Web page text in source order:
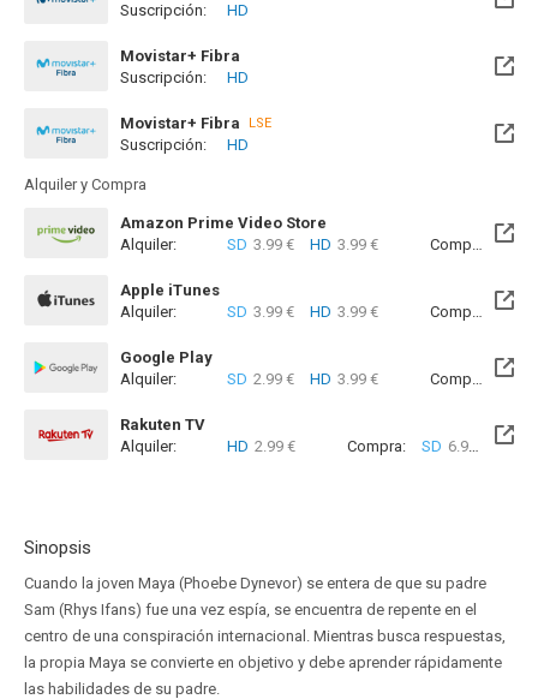
Disponible hasta el Dom, 31 Ene 2027 (Quedan 5 meses)
Suscripción: HD
Movistar+ Fibra
Disponible hasta el Dom, 31 Ene 2027 (Quedan 5 meses)
Suscripción: HD
Movistar+ Fibra
LSE
Disponible hasta el Dom, 31 Ene 2027 (Quedan 5 meses)
Suscripción: HD
Alquiler y Compra
Amazon Prime Video Store
Alquiler:
SD 3.99 € HD 3.99 € Compra: SD
Apple iTunes
Alquiler:
SD 3.99 € HD 3.99 € Compra: SD
Google Play
Alquiler:
SD 2.99 € HD 3.99 € Compra: SD
Rakuten TV
Alquiler:
HD 2.99 € Compra: SD 6.99 € HD
Sinopsis
Cuando la joven Maya (Phoebe Dynevor) se entera de que su padre
Sam (Rhys Ifans) fue una vez espía, se encuentra de repente en el
centro de una conspiración internacional. Mientras busca respuestas,
la propia Maya se convierte en objetivo y debe aprender rápidamente
las habilidades de su padre.